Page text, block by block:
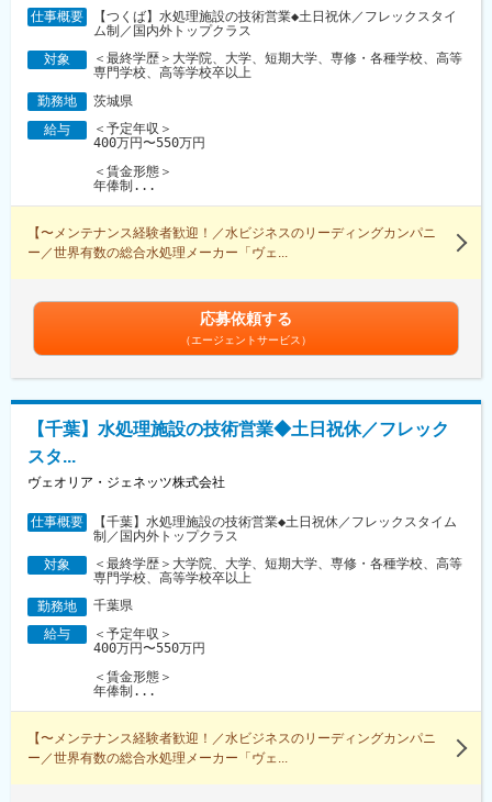
仕事概要
【つくば】水処理施設の技術営業◆土日祝休／フレックスタイ
ム制／国内外トップクラス
対象
＜最終学歴＞大学院、大学、短期大学、専修・各種学校、高等
専門学校、高等学校卒以上
勤務地
茨城県
給与
＜予定年収＞
400万円〜550万円
＜賃金形態＞
年俸制...
【〜メンテナンス経験者歓迎！／水ビジネスのリーディングカンパニ
ー／世界有数の総合水処理メーカー「ヴェ...
応募依頼する
（エージェントサービス）
【千葉】水処理施設の技術営業◆土日祝休／フレック
スタ...
ヴェオリア・ジェネッツ株式会社
仕事概要
【千葉】水処理施設の技術営業◆土日祝休／フレックスタイム
制／国内外トップクラス
対象
＜最終学歴＞大学院、大学、短期大学、専修・各種学校、高等
専門学校、高等学校卒以上
勤務地
千葉県
給与
＜予定年収＞
400万円〜550万円
＜賃金形態＞
年俸制...
【〜メンテナンス経験者歓迎！／水ビジネスのリーディングカンパニ
ー／世界有数の総合水処理メーカー「ヴェ...